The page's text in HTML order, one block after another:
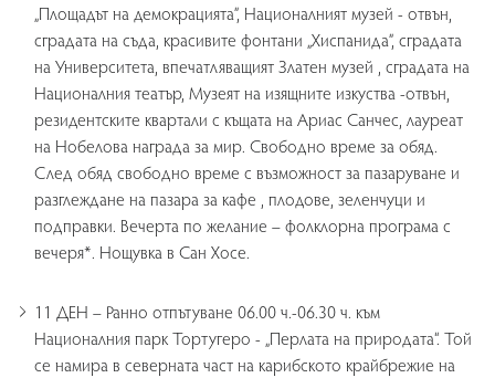
„Площадът на демокрацията”, Националният музей - отвън,
сградата на съда, красивите фонтани „Хиспанида”, сградата
на Университета, впечатляващият Златен музей , сградата на
Националния театър, Музеят на изящните изкуства -отвън,
резидентските квартали с къщата на Ариас Санчес, лауреат
на Нобелова награда за мир. Свободно време за обяд.
След обяд свободно време с възможност за пазаруване и
разглеждане на пазара за кафе , плодове, зеленчуци и
подправки. Вечерта по желание – фолклорна програма с
вечеря*. Нощувка в Сан Хосе.
11 ДЕН – Ранно отпътуване 06.00 ч.-06.30 ч. към
Националния парк Тортугеро - „Перлата на природата“. Той
се намира в северната част на карибското крайбрежие на